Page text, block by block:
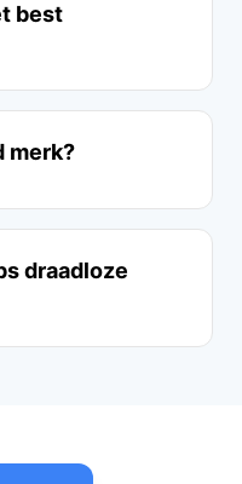
best
merk?
draadloze